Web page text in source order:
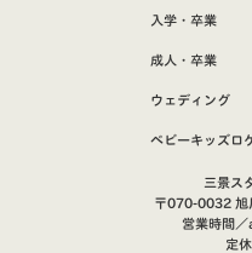
入学・卒業
成人・卒業
ウェディング
ベビーキッズロ
三景ス
〒070-0032 旭
営業時間
定